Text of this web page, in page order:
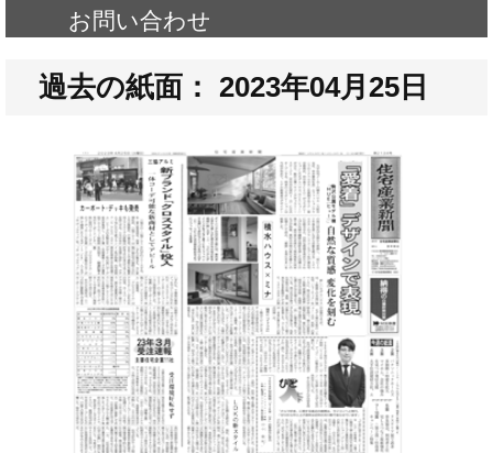
お問い合わせ
過去の紙面： 2023年04月25日